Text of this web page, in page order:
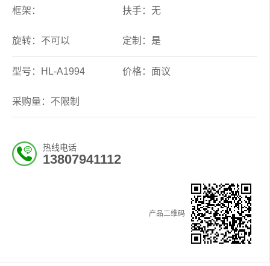
框架： 扶手：无
旋转：不可以 定制：是
型号：HL-A1994 价格：面议
采购量：不限制
热线电话
13807941112
产品二维码